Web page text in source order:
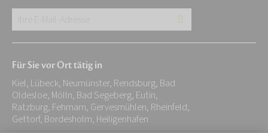
E-
Adresse:
*
Für Sie vor Ort tätig in
Kiel, Lübeck, Neumünster, Rendsburg, Bad
Oldesloe, Mölln, Bad Segeberg, Eutin,
Ratzburg, Fehmarn, Gervesmühlen, Rheinfeld,
Gettorf, Bordesholm, Heiligenhafen